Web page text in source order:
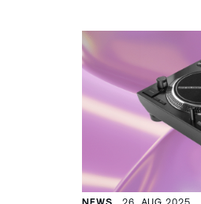
NEWS 26. AUG 2025